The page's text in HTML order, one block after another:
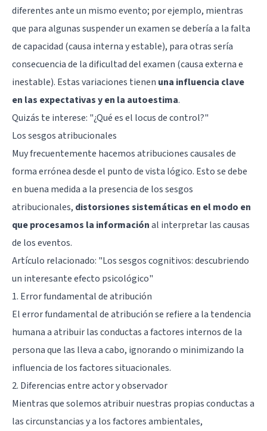
diferentes ante un mismo evento; por ejemplo, mientras
que para algunas suspender un examen se debería a la falta
de capacidad (causa interna y estable), para otras sería
consecuencia de la dificultad del examen (causa externa e
inestable). Estas variaciones tienen una influencia clave
en las expectativas y en la autoestima.
Quizás te interese: "¿Qué es el locus de control?"
Los sesgos atribucionales
Muy frecuentemente hacemos atribuciones causales de
forma errónea desde el punto de vista lógico. Esto se debe
en buena medida a la presencia de los sesgos
atribucionales, distorsiones sistemáticas en el modo en
que procesamos la informaciónal interpretar las causas
de los eventos.
Artículo relacionado: "Los sesgos cognitivos: descubriendo
un interesante efecto psicológico"
1. Error fundamental de atribución
El error fundamental de atribución se refiere a la tendencia
humana a atribuir las conductas a factores internos de la
persona que las lleva a cabo, ignorando o minimizando la
influencia de los factores situacionales.
2. Diferencias entre actor y observador
Mientras que solemos atribuir nuestras propias conductas a
las circunstancias y a los factores ambientales,